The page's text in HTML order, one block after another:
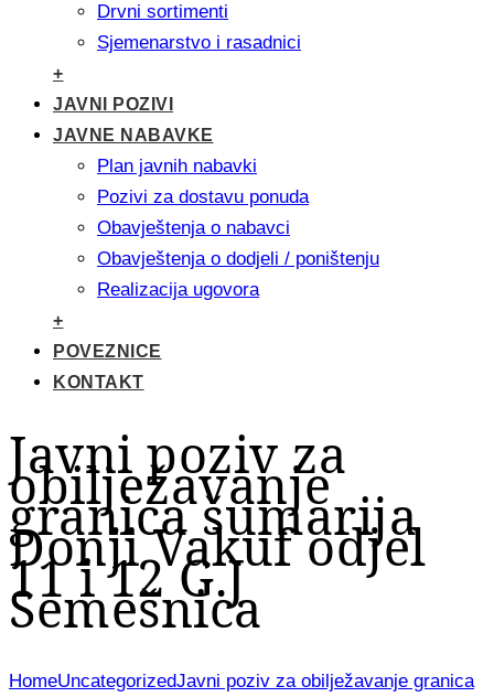
Drvni sortimenti
Sjemenarstvo i rasadnici
+
JAVNI POZIVI
JAVNE NABAVKE
Plan javnih nabavki
Pozivi za dostavu ponuda
Obavještenja o nabavci
Obavještenja o dodjeli / poništenju
Realizacija ugovora
+
POVEZNICE
KONTAKT
Javni poziv za
obilježavanje
granica šumarija
Donji Vakuf odjel
11 i 12 G.J
Semešnica
HomeUncategorizedJavni poziv za obilježavanje granica